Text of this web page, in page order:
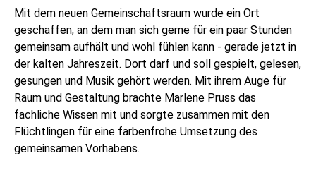
Mit dem neuen Gemeinschaftsraum wurde ein Ort
geschaffen, an dem man sich gerne für ein paar Stunden
gemeinsam aufhält und wohl fühlen kann - gerade jetzt in
der kalten Jahreszeit. Dort darf und soll gespielt, gelesen,
gesungen und Musik gehört werden. Mit ihrem Auge für
Raum und Gestaltung brachte Marlene Pruss das
fachliche Wissen mit und sorgte zusammen mit den
Flüchtlingen für eine farbenfrohe Umsetzung des
gemeinsamen Vorhabens.